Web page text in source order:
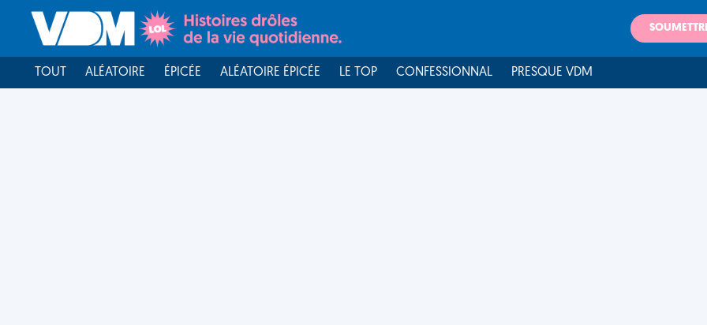
TOUT ALÉATOIRE ÉPICÉE ALÉATOIRE ÉPICÉE LE TOP CONFESSIONNAL PRESQUE VDM